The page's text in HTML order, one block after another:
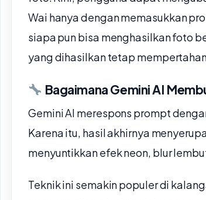
Wai hanya dengan memasukkan
siapa pun bisa menghasilkan foto
yang dihasilkan tetap
Bagaimana Gemini AI
Gemini AI merespons prompt
Karena itu, hasil akhirnya
menyuntikkan efek neon, blur
Teknik ini semakin populer di